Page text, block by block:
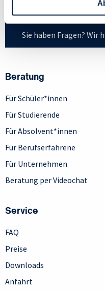
Sie haben Fragen? Wir
Beratung
Für Schüler*innen
Für Studierende
Für Absolvent*innen
Für Berufserfahrene
Für Unternehmen
Beratung per Videochat
Service
FAQ
Preise
Downloads
Anfahrt